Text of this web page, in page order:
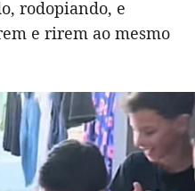
rodopiando, e
e rirem ao mesmo